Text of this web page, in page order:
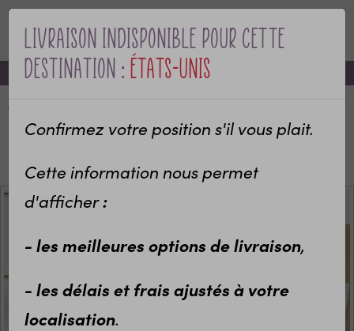
MENU
-10% sur votre première commande avec le code bienvenue
Livraison indisponible pour cette
destination :États-Unis
Confirmez votre position s'il vous plait.
Cette information nous permet
d'afficher:
- les meilleures options de livraison,
- les délais et frais ajustés à votre
localisation.
Carte à planter
Carte à planter avec graines personnalisée avec votre